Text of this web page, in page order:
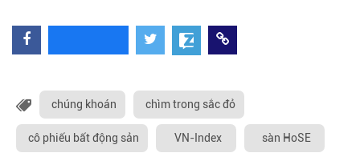
chúng khoán chìm trong sắc đỏ
cô phiếu bất động sản VN-Index sàn HoSE